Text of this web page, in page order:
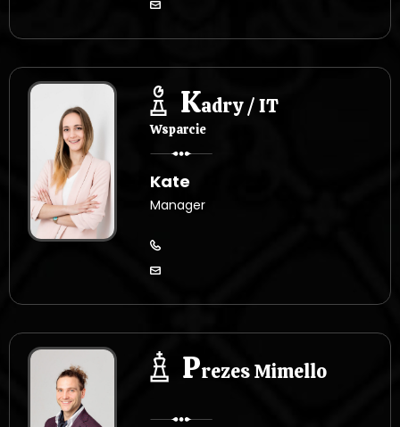
Kadry / IT
Wsparcie
Kate
Manager
Prezes Mimello